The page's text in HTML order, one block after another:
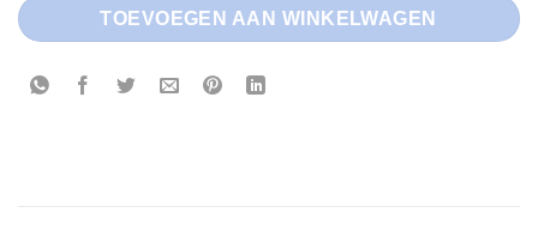
TOEVOEGEN AAN WINKELWAGEN